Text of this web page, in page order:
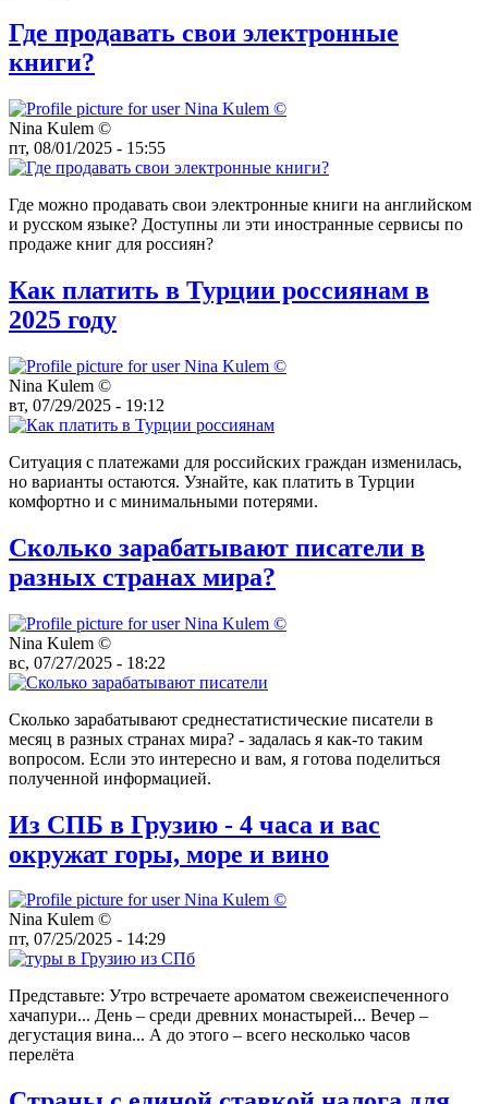
Где продавать свои электронные
книги?
Nina Kulem ©️
пт, 08/01/2025 - 15:55
Где можно продавать свои электронные книги на английском
и русском языке? Доступны ли эти иностранные сервисы по
продаже книг для россиян?
Как платить в Турции россиянам в
2025 году
Nina Kulem ©️
вт, 07/29/2025 - 19:12
Ситуация с платежами для российских граждан изменилась,
но варианты остаются. Узнайте, как платить в Турции
комфортно и с минимальными потерями.
Сколько зарабатывают писатели в
разных странах мира?
Nina Kulem ©️
вс, 07/27/2025 - 18:22
Сколько зарабатывают среднестатистические писатели в
месяц в разных странах мира? - задалась я как-то таким
вопросом. Если это интересно и вам, я готова поделиться
полученной информацией.
Из СПБ в Грузию - 4 часа и вас
окружат горы, море и вино
Nina Kulem ©️
пт, 07/25/2025 - 14:29
Представьте: Утро встречаете ароматом свежеиспеченного
хачапури... День – среди древних монастырей... Вечер –
дегустация вина... А до этого – всего несколько часов
перелёта